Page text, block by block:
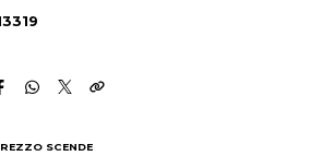
SCENDE